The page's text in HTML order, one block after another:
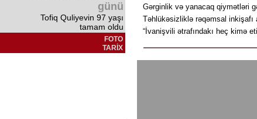
günü
Tofiq Quliyevin 97 yaşı
tamam oldu
FOTO
TARİX
Gərginlik və yanacaq qiymətləri
Təhlükəsizliklə rəqəmsal inkişafı
“İvanişvili ətrafındakı heç kimə